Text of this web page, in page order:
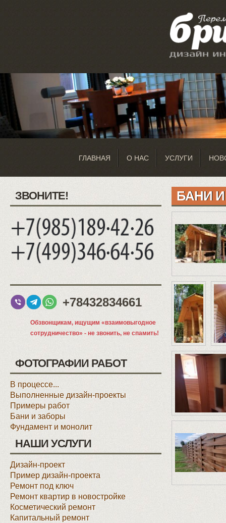
ГЛАВНАЯ О НАС УСЛУГИ
ЗВОНИТЕ!
+78432834661
Обзвонщикам, ищущим «взаимовыгодное
сотрудничество» - не звонить, не спамить!
ФОТОГРАФИИ РАБОТ
В процессе...
Выполненные дизайн-проекты
Примеры работ
Бани и заборы
Фундамент и монолит
НАШИ УСЛУГИ
Дизайн-проект
Пример дизайн-проекта
Ремонт под ключ
Ремонт квартир в новостройке
Косметический ремонт
Капитальный ремонт
БАНИ